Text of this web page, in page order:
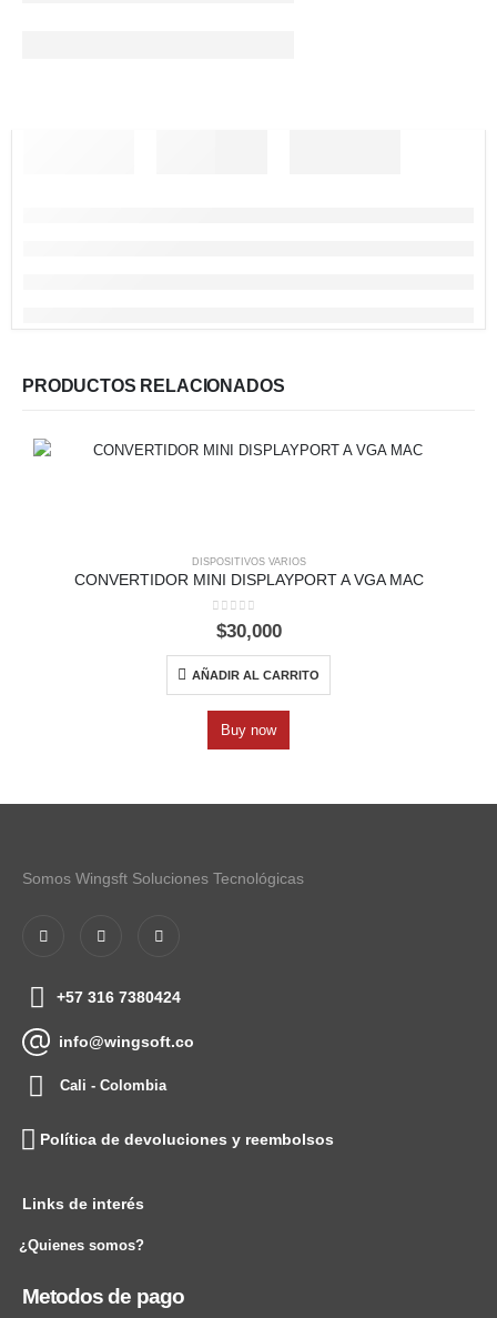
PRODUCTOS RELACIONADOS
DISPOSITIVOS VARIOS
CONVERTIDOR MINI DISPLAYPORT A VGA MAC
0out of 5
$30,000
AÑADIR AL CARRITO
Buy now
Somos Wingsft Soluciones Tecnológicas
+57 316 7380424
info@wingsoft.co
Cali - Colombia
Política de devoluciones y reembolsos
Links de interés
¿Quienes somos?
Metodos de pago